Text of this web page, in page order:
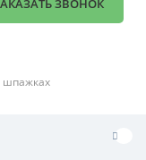
ЗВОНОК
шпажках